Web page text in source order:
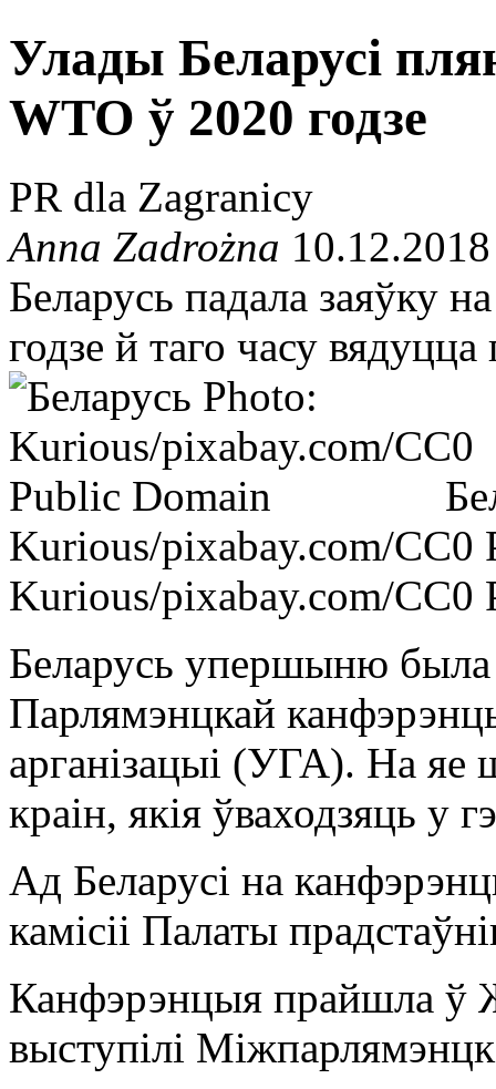
Улады Беларусі
WTO ў 2020 годзе
PR dla Zagranicy
Anna Zadrożna
Беларусь падала заяўку
годзе й таго часу
Kurious/pixabay.com/CC0
Kurious/pixabay.com/CC0
Беларусь упершыню была
Парлямэнцкай
арганізацыі (УГА). На яе
краін, якія ўваходзяць у
Ад Беларусі на
камісіі Палаты
Канфэрэнцыя прайшла ў
выступілі